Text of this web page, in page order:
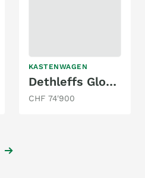
KASTENWAGEN
Dethleffs Globetrail 640 HR Fiat
CHF 74'900